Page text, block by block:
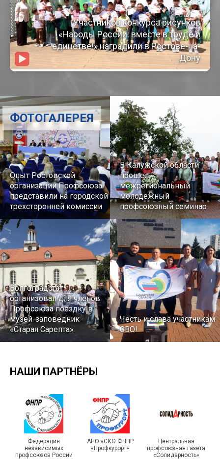
Участников конкурса рисунков
«Народы России: вместе в труде и
единстве!» наградили в Ростове-на-
Дону
Опыт Ростовской
организации Профсоюза
представили на городской
трехсторонней комиссии
В Калужской области
прошел
межрегиональный
молодежный
профсоюзный семинар
Волгоградстат
организовал для членов
Профсоюза поездку в
музей-заповедник
«Старая Сарепта»
Честь и слава участникам
СВО!
IX Туристический слёт
Московской городской
организации Профсоюза
Турслет и Спартакиада –
праздники спорта и
туризма прошли в Омской
области
ФОТОГАЛЕРЕЯ
НАШИ ПАРТНЁРЫ
Федерация
независимых
профсоюзов России
АНО «СКО ФНПР
«Профкурорт»
Центральная
профсоюзная газета
«Солидарность»